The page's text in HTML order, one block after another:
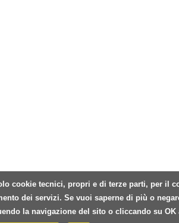
cookie tecnici, propri e di terze parti, per il
dei servizi. Se vuoi saperne di più o
la navigazione del sito o cliccando su